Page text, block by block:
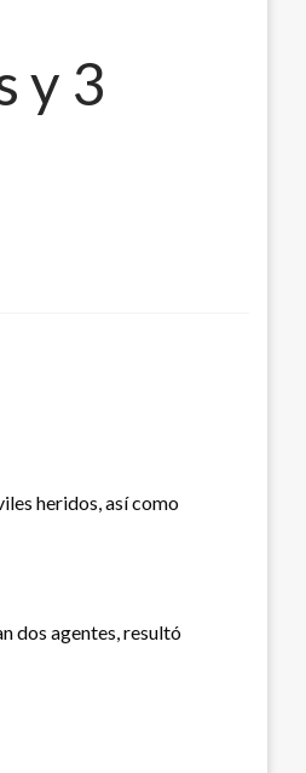
y 3
heridos, así como
dos agentes, resultó